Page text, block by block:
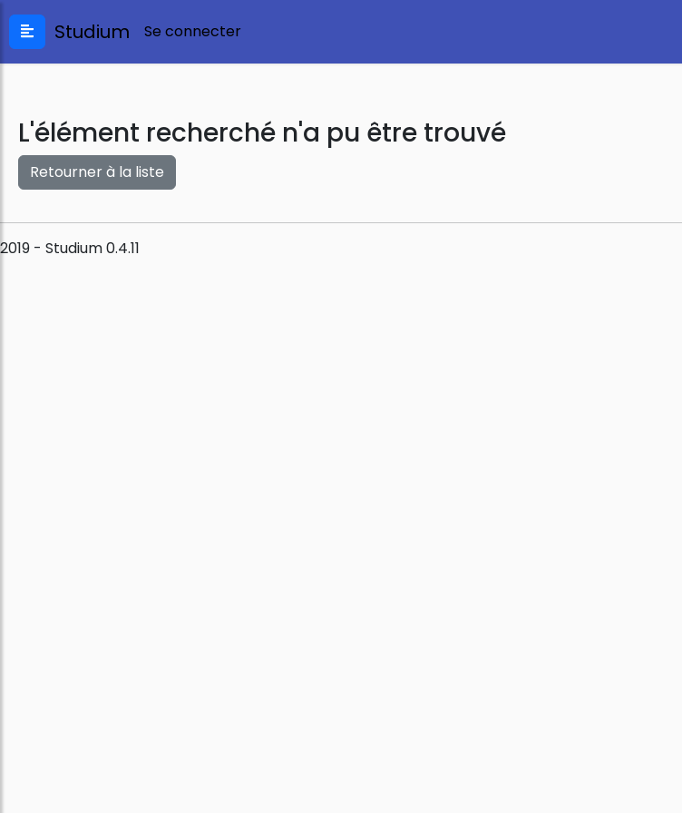
Studium Se connecter
L'élément recherché n'a pu être trouvé
Retourner à la liste
2019 - Studium 0.4.11